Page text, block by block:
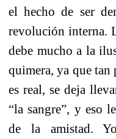
el hecho de ser
revolución interna.
debe mucho a la
quimera, ya que tan
es real, se deja
“la sangre”, y eso
de la amistad. Yo